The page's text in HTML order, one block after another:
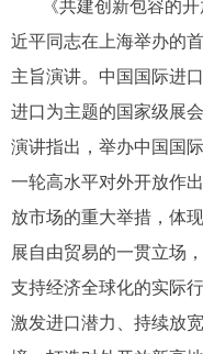
《共建创新包容的
近平同志在上海举办的
主旨演讲。中国国际进
进口为主题的国家级展
演讲指出，举办中国国
一轮高水平对外开放作
放市场的重大举措，体
展自由贸易的一贯立场
支持经济全球化的实际
激发进口潜力、持续放